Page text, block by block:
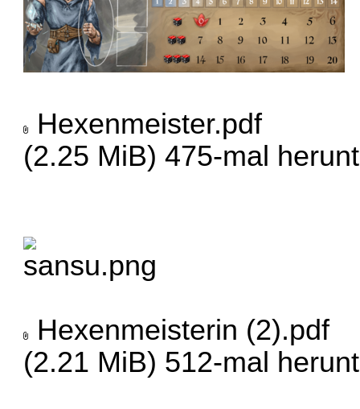
Hexenmeister.pdf
(2.25 MiB) 475-mal
Hexenmeisterin (2).pdf
(2.21 MiB) 512-mal